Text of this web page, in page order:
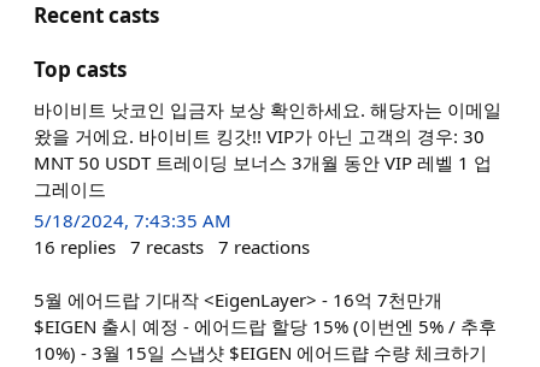
Recent casts
Top casts
바이비트 낫코인 입금자 보상 확인하세요. 해당자는 이메일
왔을 거에요. 바이비트 킹갓!! VIP가 아닌 고객의 경우: 30
MNT 50 USDT 트레이딩 보너스 3개월 동안 VIP 레벨 1 업
그레이드
5/18/2024, 7:43:35 AM
16 replies 7 recasts 7 reactions
5월 에어드랍 기대작 <EigenLayer> - 16억 7천만개
$EIGEN 출시 예정 - 에어드랍 할당 15% (이번엔 5% / 추후
10%) - 3월 15일 스냅샷 $EIGEN 에어드럅 수량 체크하기